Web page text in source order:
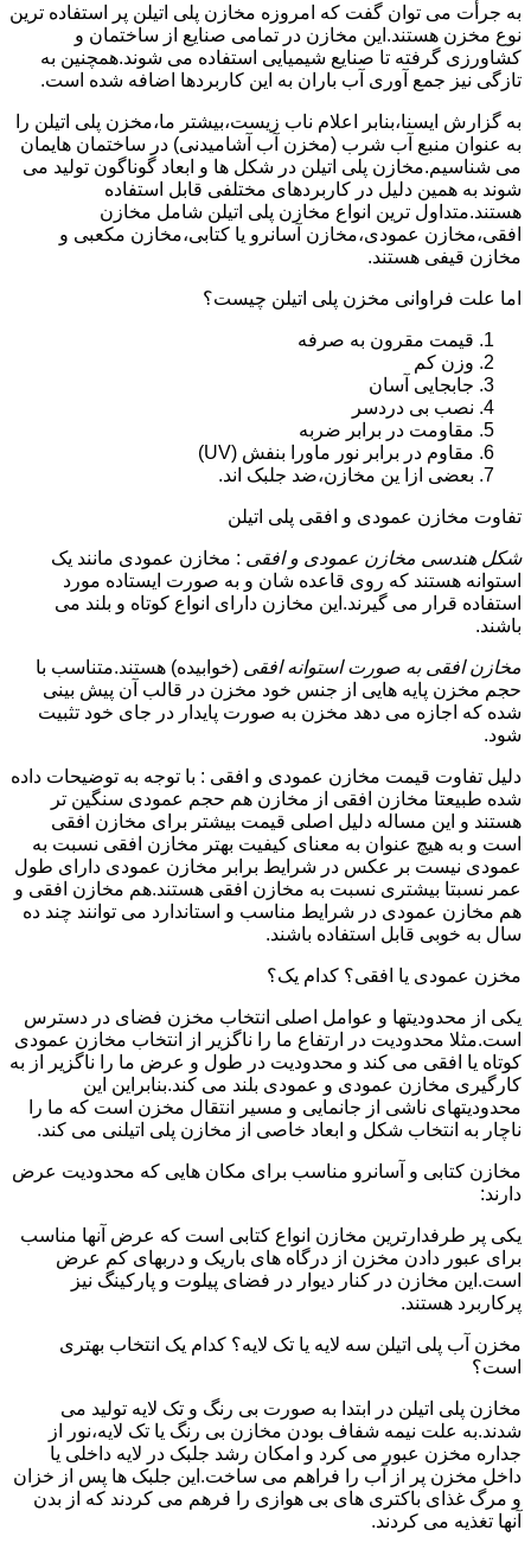
به جرأت می توان گفت که امروزه مخازن پلی اتیلن پر استفاده ترین
نوع مخزن هستند.این مخازن در تمامی صنایع از ساختمان و
کشاورزی گرفته تا صنایع شیمیایی استفاده می شوند.همچنین به
تازگی نیز جمع آوری آب باران به این کاربردها اضافه شده است.
به گزارش ایسنا،بنابر اعلام ناب زیست،بیشتر ما،مخزن پلی اتیلن را
به عنوان منبع آب شرب (مخزن آب آشامیدنی) در ساختمان هایمان
می شناسیم.مخازن پلی اتیلن در شکل ها و ابعاد گوناگون تولید می
شوند به همین دلیل در کاربردهای مختلفی قابل استفاده
هستند.متداول ترین انواع مخازن پلی اتیلن شامل مخازن
افقی،مخازن عمودی،مخازن آسانرو یا کتابی،مخازن مکعبی و
مخازن قیفی هستند.
اما علت فراوانی مخزن پلی اتیلن چیست؟
قیمت مقرون به صرفه
وزن کم
جابجایی آسان
نصب بی دردسر
مقاومت در برابر ضربه
مقاوم در برابر نور ماورا بنفش (UV)
بعضی ازا ین مخازن،ضد جلبک اند.
تفاوت مخازن عمودی و افقی پلی اتیلن
شکل هندسی مخازن عمودی و افقی : مخازن عمودی مانند یک
استوانه هستند که روی قاعده شان و به صورت ایستاده مورد
استفاده قرار می گیرند.این مخازن دارای انواع کوتاه و بلند می
باشند.
مخازن افقی به صورت استوانه افقی (خوابیده) هستند.متناسب با
حجم مخزن پایه هایی از جنس خود مخزن در قالب آن پیش بینی
شده که اجازه می دهد مخزن به صورت پایدار در جای خود تثبیت
شود.
دلیل تفاوت قیمت مخازن عمودی و افقی : با توجه به توضیحات داده
شده طبیعتا مخازن افقی از مخازن هم حجم عمودی سنگین تر
هستند و این مساله دلیل اصلی قیمت بیشتر برای مخازن افقی
است و به هیچ عنوان به معنای کیفیت بهتر مخازن افقی نسبت به
عمودی نیست بر عکس در شرایط برابر مخازن عمودی دارای طول
عمر نسبتا بیشتری نسبت به مخازن افقی هستند.هم مخازن افقی و
هم مخازن عمودی در شرایط مناسب و استاندارد می توانند چند ده
سال به خوبی قابل استفاده باشند.
مخزن عمودی یا افقی؟ کدام یک؟
یکی از محدودیتها و عوامل اصلی انتخاب مخزن فضای در دسترس
است.مثلا محدودیت در ارتفاع ما را ناگزیر از انتخاب مخازن عمودی
کوتاه یا افقی می کند و محدودیت در طول و عرض ما را ناگزیر از به
کارگیری مخازن عمودی و عمودی بلند می کند.بنابراین این
محدودیتهای ناشی از جانمایی و مسیر انتقال مخزن است که ما را
ناچار به انتخاب شکل و ابعاد خاصی از مخازن پلی اتیلنی می کند.
مخازن کتابی و آسانرو مناسب برای مکان هایی که محدودیت عرض
دارند:
یکی پر طرفدارترین مخازن انواع کتابی است که عرض آنها مناسب
برای عبور دادن مخزن از درگاه های باریک و دربهای کم عرض
است.این مخازن در کنار دیوار در فضای پیلوت و پارکینگ نیز
پرکاربرد هستند.
مخزن آب پلی اتیلن سه لایه یا تک لایه؟ کدام یک انتخاب بهتری
است؟
مخازن پلی اتیلن در ابتدا به صورت بی رنگ و تک لایه تولید می
شدند.به علت نیمه شفاف بودن مخازن بی رنگ یا تک لایه،نور از
جداره مخزن عبور می کرد و امکان رشد جلبک در لایه داخلی یا
داخل مخزن پر از آب را فراهم می ساخت.این جلبک ها پس از خزان
و مرگ غذای باکتری های بی هوازی را فرهم می کردند که از بدن
آنها تغذیه می کردند.